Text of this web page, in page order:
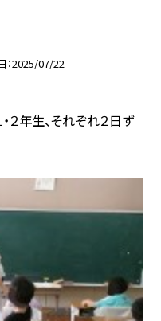
2025/07/22
・２年生、それぞれ２日ず